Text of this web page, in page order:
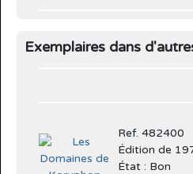
Exemplaires dans
Ref. 482400
Édition de
État : Bon